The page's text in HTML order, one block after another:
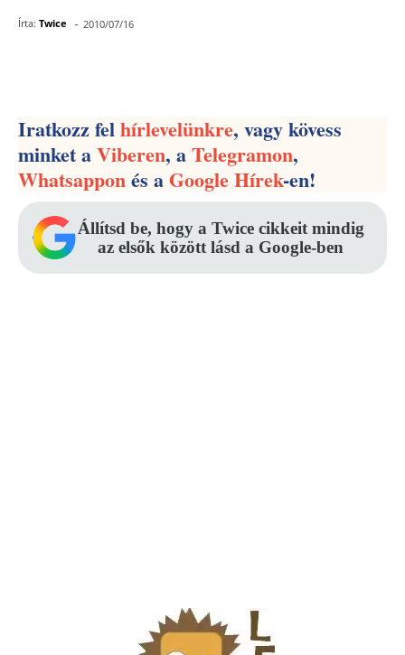
Írta: Twice - 2010/07/16
Iratkozz felhírlevelünkre, vagy kövess
minket aViberen, aTelegramon,
Whatsapponés aGoogle Hírek-en!
Állítsd be, hogy a Twice cikkeit mindig
az elsők között lásd a Google-ben